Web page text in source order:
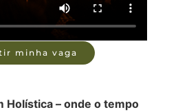
minha vaga
Holística – onde o tempo